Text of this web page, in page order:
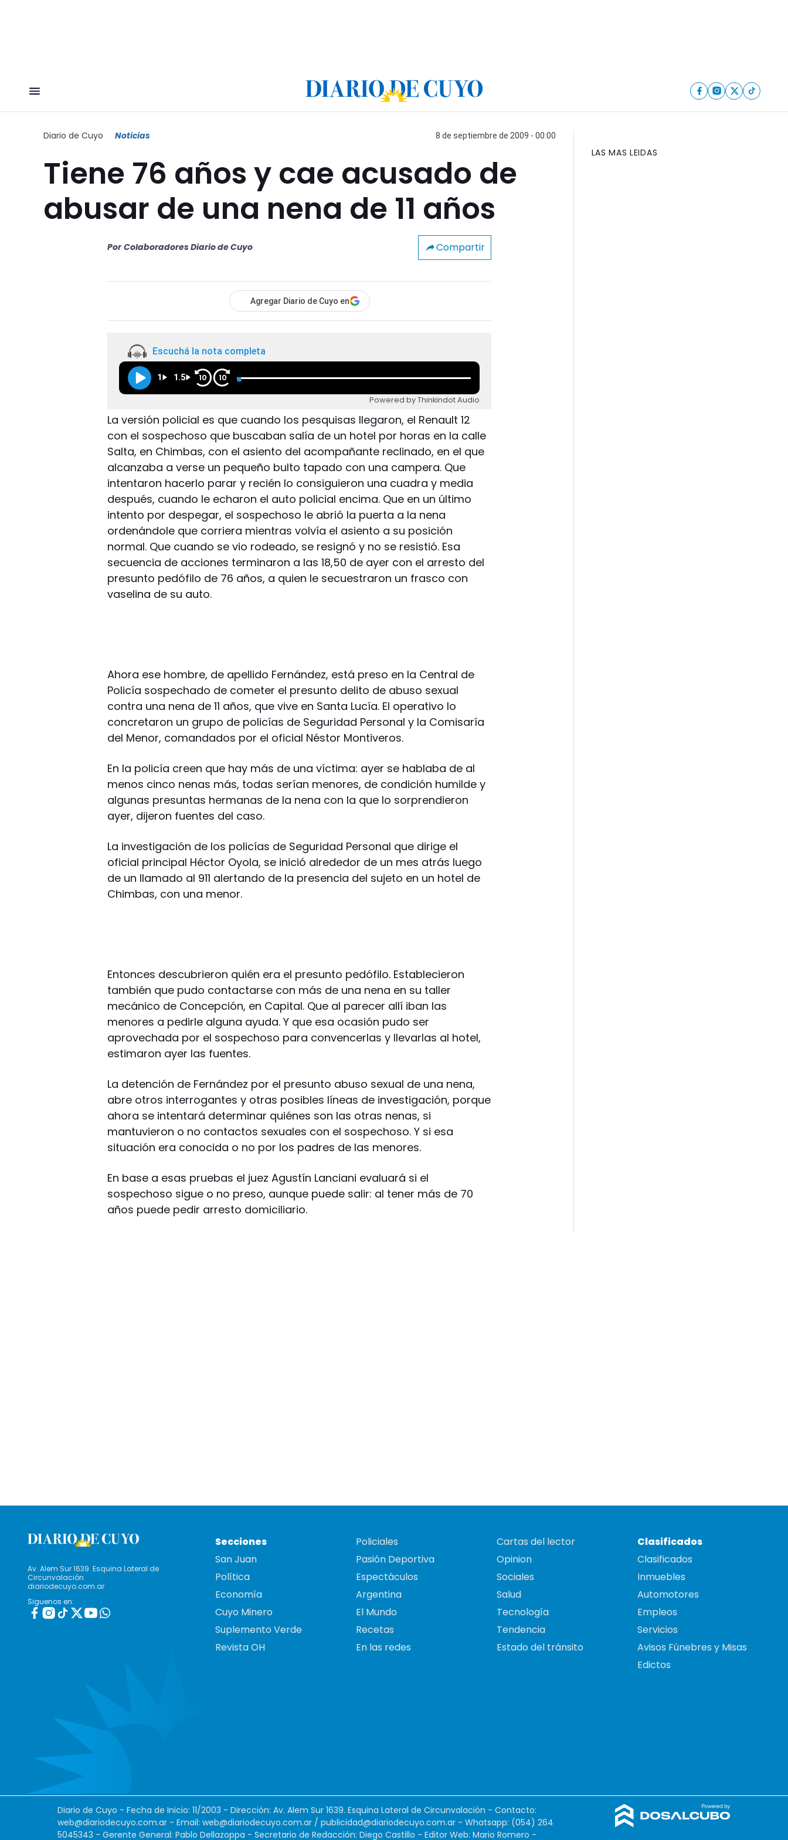
Diario de Cuyo Noticias 8 de septiembre de 2009 - 00:00
Tiene 76 años y cae acusado de
abusar de una nena de 11 años
Por Colaboradores Diario de Cuyo Compartir
Agregar Diario de Cuyo en
Escuchá la nota completa
1 1.5 10 10
Powered by Thinkindot Audio
La versión policial es que cuando los pesquisas llegaron, el Renault 12
con el sospechoso que buscaban salía de un hotel por horas en la calle
Salta, en Chimbas, con el asiento del acompañante reclinado, en el que
alcanzaba a verse un pequeño bulto tapado con una campera. Que
intentaron hacerlo parar y recién lo consiguieron una cuadra y media
después, cuando le echaron el auto policial encima. Que en un último
intento por despegar, el sospechoso le abrió la puerta a la nena
ordenándole que corriera mientras volvía el asiento a su posición
normal. Que cuando se vio rodeado, se resignó y no se resistió. Esa
secuencia de acciones terminaron a las 18,50 de ayer con el arresto del
presunto pedófilo de 76 años, a quien le secuestraron un frasco con
vaselina de su auto.
Ahora ese hombre, de apellido Fernández, está preso en la Central de
Policía sospechado de cometer el presunto delito de abuso sexual
contra una nena de 11 años, que vive en Santa Lucía. El operativo lo
concretaron un grupo de policías de Seguridad Personal y la Comisaría
del Menor, comandados por el oficial Néstor Montiveros.
En la policía creen que hay más de una víctima: ayer se hablaba de al
menos cinco nenas más, todas serían menores, de condición humilde y
algunas presuntas hermanas de la nena con la que lo sorprendieron
ayer, dijeron fuentes del caso.
La investigación de los policías de Seguridad Personal que dirige el
oficial principal Héctor Oyola, se inició alrededor de un mes atrás luego
de un llamado al 911 alertando de la presencia del sujeto en un hotel de
Chimbas, con una menor.
Entonces descubrieron quién era el presunto pedófilo. Establecieron
también que pudo contactarse con más de una nena en su taller
mecánico de Concepción, en Capital. Que al parecer allí iban las
menores a pedirle alguna ayuda. Y que esa ocasión pudo ser
aprovechada por el sospechoso para convencerlas y llevarlas al hotel,
estimaron ayer las fuentes.
La detención de Fernández por el presunto abuso sexual de una nena,
abre otros interrogantes y otras posibles líneas de investigación, porque
ahora se intentará determinar quiénes son las otras nenas, si
mantuvieron o no contactos sexuales con el sospechoso. Y si esa
situación era conocida o no por los padres de las menores.
En base a esas pruebas el juez Agustín Lanciani evaluará si el
sospechoso sigue o no preso, aunque puede salir: al tener más de 70
años puede pedir arresto domiciliario.
LAS MAS LEIDAS
Av. Alem Sur 1639. Esquina Lateral de
Circunvalación
diariodecuyo.com.ar
Siguenos en:
Secciones
San Juan
Política
Economía
Cuyo Minero
Suplemento Verde
Revista OH
Policiales
Pasión Deportiva
Espectáculos
Argentina
El Mundo
Recetas
En las redes
Cartas del lector
Opinion
Sociales
Salud
Tecnología
Tendencia
Estado del tránsito
Clasificados
Clasificados
Inmuebles
Automotores
Empleos
Servicios
Avisos Fúnebres y Misas
Edictos
Diario de Cuyo - Fecha de Inicio: 11/2003 - Dirección: Av. Alem Sur 1639. Esquina Lateral de Circunvalación - Contacto:
web@diariodecuyo.com.ar - Email: web@diariodecuyo.com.ar / publicidad@diariodecuyo.com.ar - Whatsapp: (054) 264
5045343 - Gerente General: Pablo Dellazoppa - Secretario de Redacción: Diego Castillo - Editor Web: Mario Romero -